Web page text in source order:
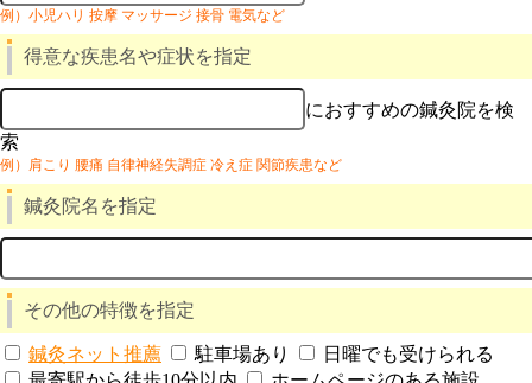
例）小児ハリ 按摩 マッサージ 接骨 電気など
得意な疾患名や症状を指定
におすすめの鍼灸院を検
索
例）肩こり 腰痛 自律神経失調症 冷え症 関節疾患など
鍼灸院名を指定
その他の特徴を指定
鍼灸ネット推薦 駐車場あり
日曜でも受けられる